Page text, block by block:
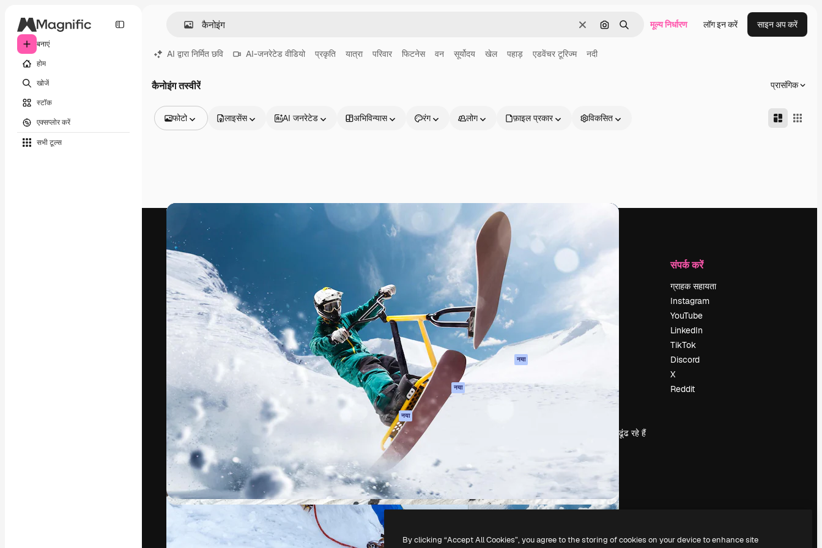
बनाएं
होम
खोजें
स्टॉक
एक्सप्लोर करें
सभी टूल्‍स
साफ़ इमेज से खोजें
खोजें मूल्य निर्धारण लॉग इन करें साइन अप करें
AI द्वारा निर्मित छवि AI-जनरेटेड वीडियो प्रकृति यात्रा परिवार फिटनेस वन सूर्योदय खेल पहाड़ एडवेंचर टूरिज्म नदी
कैनोइंग तस्वीरें प्रासंगिक
फोटो
वीडियो
मोशन ग्राफ़िक्स
वीडियो टेम्पलेट्स
आइकन
3D मॉडल
लाइसेंस AI जनरेटेड अभिविन्यास रंग लोग फ़ाइल प्रकार विकसित
अपने बेहतरीन काम को बनाने के लिए क्रिएटिव प्लेटफॉर्म।
क्रिएटिव, एंटरप्राइजेज, एजेंसियों और स्टूडियो में 1
मिलियन से ज़्यादा सब्सक्राइबर।
हिन्दी
Spaces
AI सहायक
एआई इमेज जेनरेटर
AI वीडियो जनरेटर
एआई वॉयस जनरेटर
स्टॉक सामग्री
MCP
Claude/ChatGPT
के लिए
नया
एजेंट नया
API
मोबाइल ऐप
सभी फ्रीपिक उपकरण
शुरू करें
Academy
दस्तावेज़ीकरण
सहायता
उपयोग की शर्तें
गोपनीयता नीति
ओरिजिनल्स
नया
ट्रस्ट सेंटर
एफिलिएट्स
कंपनी
करियर
Slidesgo
magnific.ai ढूंढ रहे हैं
संपर्क करें
ग्राहक सहायता
Instagram
YouTube
LinkedIn
TikTok
Discord
X
Reddit
Copyright © 2010-2026 Freepik Company S.L.U.सर्वाधिकार सुरक्षित
By clicking “Accept All Cookies”, you agree to the storing of cookies on your device to enhance site